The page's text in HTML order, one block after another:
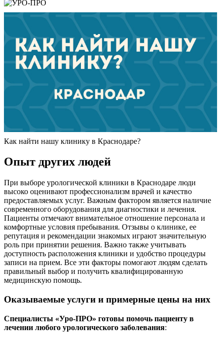
Как найти нашу клинику в Краснодаре?
Опыт других людей
При выборе урологической клиники в Краснодаре люди
высоко оценивают профессионализм врачей и качество
предоставляемых услуг. Важным фактором является наличие
современного оборудования для диагностики и лечения.
Пациенты отмечают внимательное отношение персонала и
комфортные условия пребывания. Отзывы о клинике, ее
репутация и рекомендации знакомых играют значительную
роль при принятии решения. Важно также учитывать
доступность расположения клиники и удобство процедуры
записи на прием. Все эти факторы помогают людям сделать
правильный выбор и получить квалифицированную
медицинскую помощь.
Оказываемые услуги и примерные цены на них
Специалисты «Уро-ПРО» готовы помочь пациенту в
лечении любого урологического заболевания: